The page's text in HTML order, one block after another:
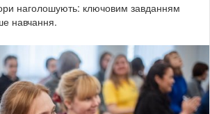
наголошують: ключовим завданням
навчання.